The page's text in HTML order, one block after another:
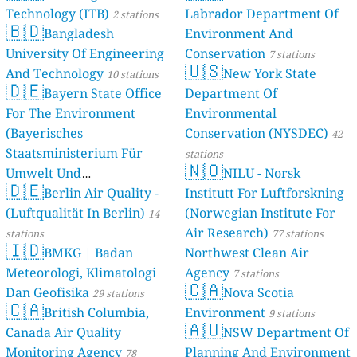
Technology (ITB) 2 stations
🇧🇩Bangladesh
University Of Engineering
And Technology 10 stations
🇩🇪Bayern State Office
For The Environment
(Bayerisches
Staatsministerium Für
Umwelt Und
Verbraucherschutz) - LfU
46 stations
🇩🇪Berlin Air Quality -
(Luftqualität In Berlin) 14
stations
🇮🇩BMKG | Badan
Meteorologi, Klimatologi
Dan Geofisika 29 stations
🇨🇦British Columbia,
Canada Air Quality
Monitoring Agency 78
Labrador Department Of
Environment And
Conservation 7 stations
🇺🇸New York State
Department Of
Environmental
Conservation (NYSDEC) 42
stations
🇳🇴NILU - Norsk
Institutt For Luftforskning
(Norwegian Institute For
Air Research) 77 stations
Northwest Clean Air
Agency 7 stations
🇨🇦Nova Scotia
Environment 9 stations
🇦🇺NSW Department Of
Planning And Environment